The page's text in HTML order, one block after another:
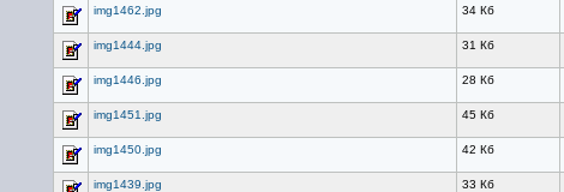
img1462.jpg 34 Кб
img1444.jpg 31 Кб
img1446.jpg 28 Кб
img1451.jpg 45 Кб
img1450.jpg 42 Кб
img1439.jpg 33 Кб